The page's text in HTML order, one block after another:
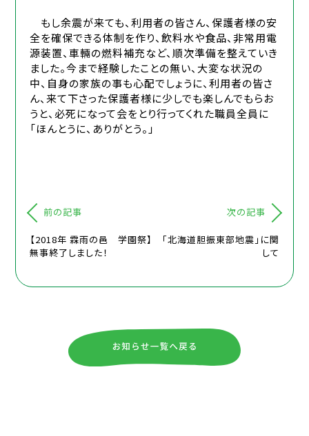
もし余震が来ても、利用者の皆さん、保護者様の安
全を確保できる体制を作り、飲料水や食品、非常用電
源装置、車輛の燃料補充など、順次準備を整えていき
ました。今まで経験したことの無い、大変な状況の
中、自身の家族の事も心配でしょうに、利用者の皆さ
ん、来て下さった保護者様に少しでも楽しんでもらお
うと、必死になって会をとり行ってくれた職員全員に
「ほんとうに、ありがとう。」
前の記事
【2018年 霖雨の邑 学園祭】
無事終了しました！
次の記事
「北海道胆振東部地震」に関
して